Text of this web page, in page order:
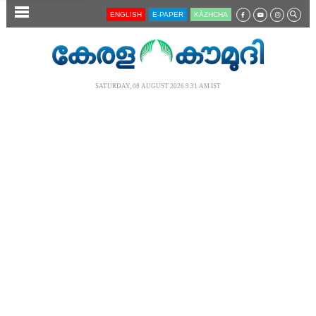
SECTIONS ENGLISH E-PAPER KĀZHCHA
SATURDAY, 08 AUGUST 2026 9.31 AM IST